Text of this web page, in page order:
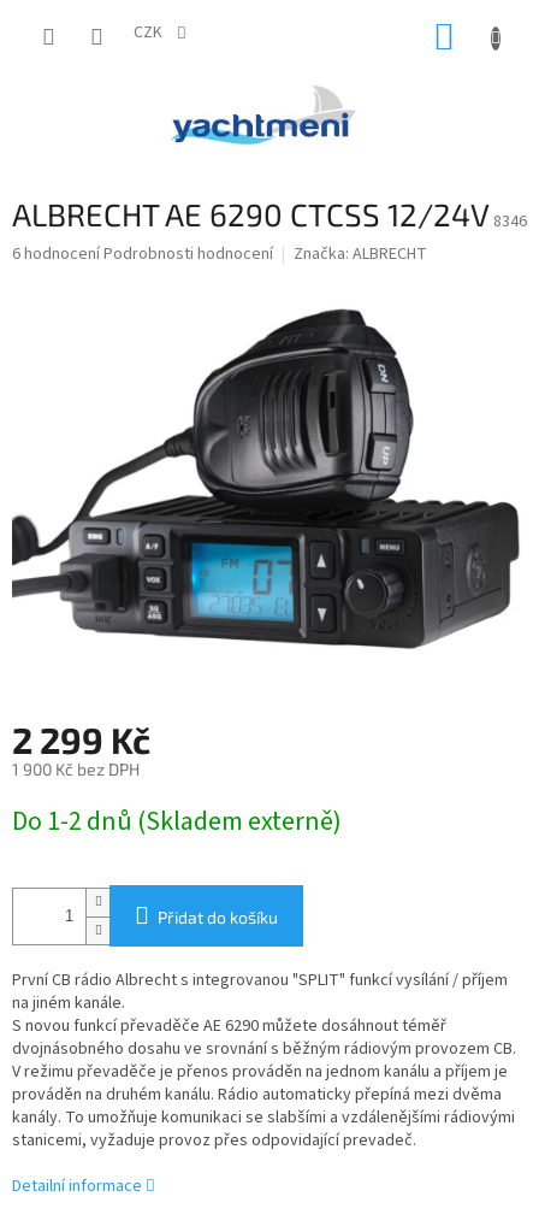
CZK
ALBRECHT AE 6290 CTCSS 12/24V 8346
Průměrné
6 hodnoceníPodrobnosti hodnocení Značka: ALBRECHT
2 299 Kč
1 900 Kč bez DPH
cena:
Do 1-2 dnů (Skladem externě)
Přidat do košíku
První CB rádio Albrecht s integrovanou "SPLIT" funkcí vysílání / příjem
na jiném kanále.
S novou funkcí převaděče AE 6290 můžete dosáhnout téměř
dvojnásobného dosahu ve srovnání s běžným rádiovým provozem CB.
V režimu převaděče je přenos prováděn na jednom kanálu a příjem je
prováděn na druhém kanálu. Rádio automaticky přepíná mezi dvěma
kanály. To umožňuje komunikaci se slabšími a vzdálenějšími rádiovými
stanicemi, vyžaduje provoz přes odpovidající prevadeč.
Detailní informace